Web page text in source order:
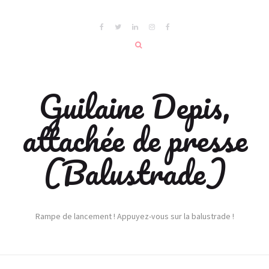
Guilaine Depis,
attachée de presse
(Balustrade)
Rampe de lancement ! Appuyez-vous sur la balustrade !